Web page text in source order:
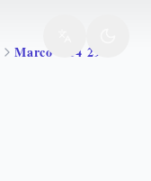
Marco 6 14 29